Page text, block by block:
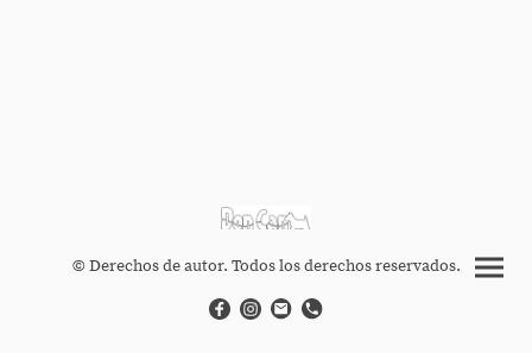
© Derechos de autor. Todos los derechos reservados.